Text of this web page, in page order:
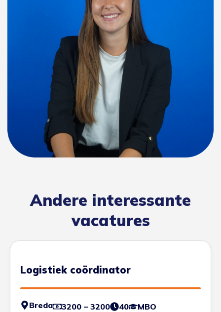
Andere interessante
vacatures
Logistiek coördinator
Breda 3200 – 3200 40
MBO